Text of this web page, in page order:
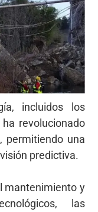
incluidos los
revolucionado
permitiendo una
predictiva.
mantenimiento y
las